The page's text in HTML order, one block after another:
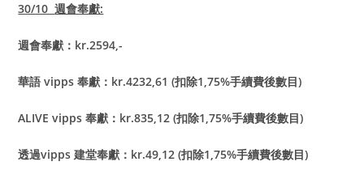
30/10週會奉獻:
週會奉獻：kr.2594,-
華語 vipps 奉獻：kr.4232,61 (扣除1,75%手續費後數目)
ALIVE vipps奉獻：kr.835,12 (扣除1,75%手續費後數目)
透過vipps 建堂奉獻：kr.49,12 (扣除1,75%手續費後數目)